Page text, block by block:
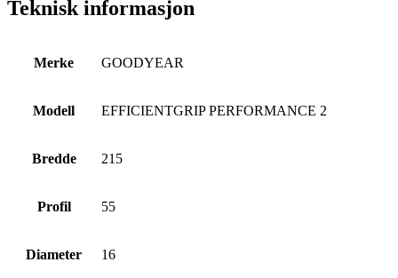
Teknisk informasjon
Merke GOODYEAR
Modell EFFICIENTGRIP PERFORMANCE 2
Bredde 215
Profil 55
Diameter 16